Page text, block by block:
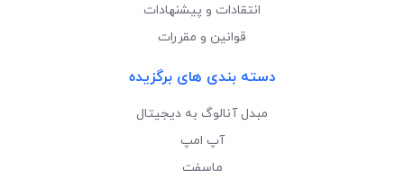
انتقادات و پیشنهادات
قوانین و مقررات
دسته بندی های برگزیده
مبدل آنالوگ به دیجیتال
آپ امپ
ماسفت